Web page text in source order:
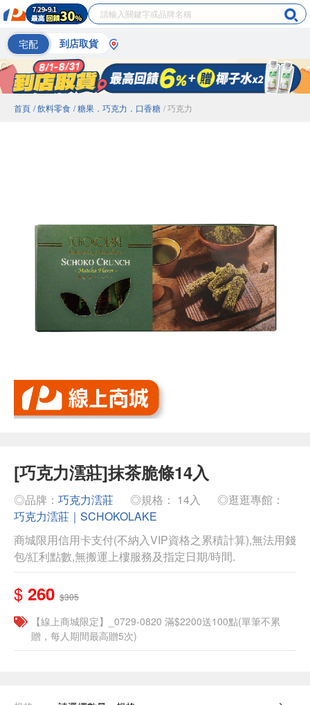
宅配 到店取貨
首頁 / 飲料零食 / 糖果．巧克力．口香糖 / 巧克力
[巧克力澐莊]抹茶脆條14入
◎品牌： 巧克力澐莊 ◎規格： 14入
◎逛逛專館：
巧克力澐莊｜SCHOKOLAKE
商城限用信用卡支付(不納入VIP資格之累積計算),無法用錢
包/紅利點數,無搬運上樓服務及指定日期/時間.
$ 260 $305
【線上商城限定】_0729-0820 滿$2200送100點(單筆不累
贈，每人期間最高贈5次)